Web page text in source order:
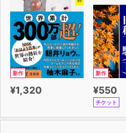
新作
¥1,320
新作
¥550
チケット